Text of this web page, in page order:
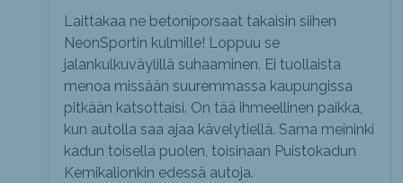
Laittakaa ne betoniporsaat takaisin siihen
NeonSportin kulmille! Loppuu se
jalankulkuväylillä suhaaminen. Ei tuollaista
menoa missään suuremmassa kaupungissa
pitkään katsottaisi. On tää ihmeellinen paikka,
kun autolla saa ajaa kävelytiellä. Sama meininki
kadun toisella puolen, toisinaan Puistokadun
Kemikalionkin edessä autoja.